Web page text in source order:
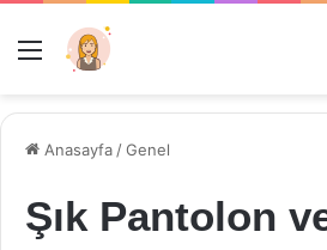
Menü
Anasayfa /Genel
Şık Pantolon